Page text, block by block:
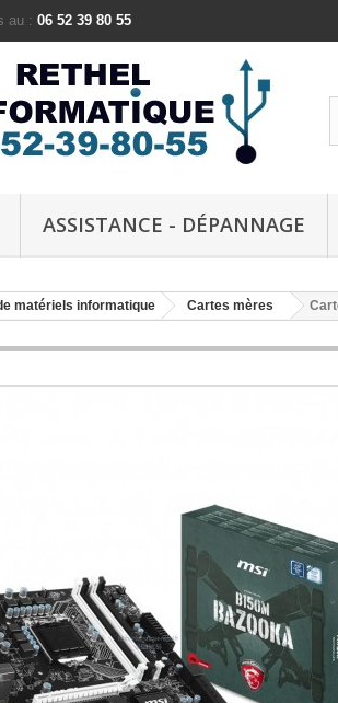
au : 06 52 39 80 55
ASSISTANCE - DÉPANNAGE
matériels informatique Cartes mères